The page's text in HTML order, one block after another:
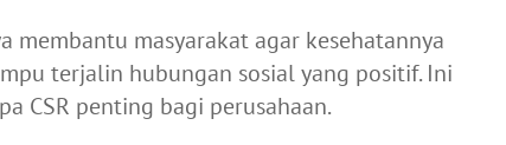
membantu masyarakat agar kesehatannya
terjalin hubungan sosial yang positif. Ini
CSR penting bagi perusahaan.